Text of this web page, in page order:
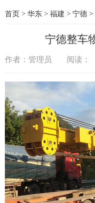
首页 > 华东 > 福建 > 宁德 >
宁德整车
作者：管理员 阅读：